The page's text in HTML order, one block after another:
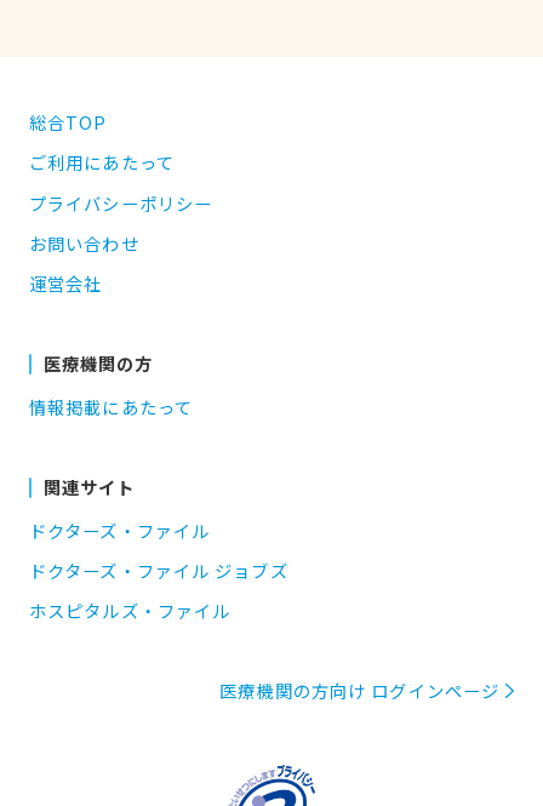
総合TOP
ご利用にあたって
プライバシーポリシー
お問い合わせ
運営会社
医療機関の方
情報掲載にあたって
関連サイト
ドクターズ・ファイル
ドクターズ・ファイル ジョブズ
ホスピタルズ・ファイル
医療機関の方向け ログインページ